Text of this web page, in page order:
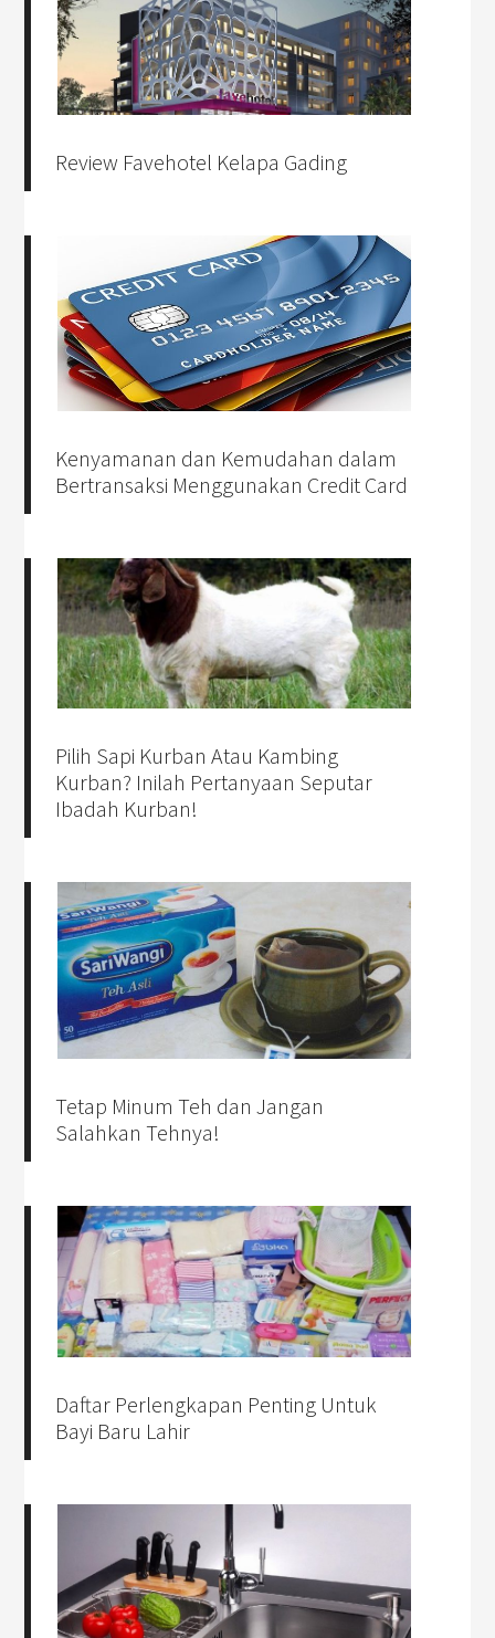
Review Favehotel Kelapa Gading
Kenyamanan dan Kemudahan dalam
Bertransaksi Menggunakan Credit Card
Pilih Sapi Kurban Atau Kambing
Kurban? Inilah Pertanyaan Seputar
Ibadah Kurban!
Tetap Minum Teh dan Jangan
Salahkan Tehnya!
Daftar Perlengkapan Penting Untuk
Bayi Baru Lahir